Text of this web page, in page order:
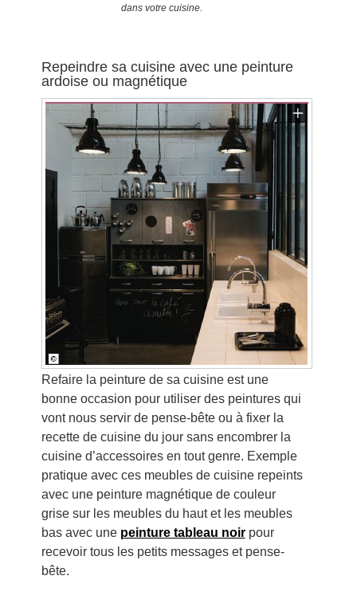
dans votre cuisine.
Repeindre sa cuisine avec une peinture
ardoise ou magnétique
Refaire la peinture de sa cuisine est une
bonne occasion pour utiliser des peintures qui
vont nous servir de pense-bête ou à fixer la
recette de cuisine du jour sans encombrer la
cuisine d’accessoires en tout genre. Exemple
pratique avec ces meubles de cuisine repeints
avec une peinture magnétique de couleur
grise sur les meubles du haut et les meubles
bas avec une peinture tableau noirpour
recevoir tous les petits messages et pense-
bête.